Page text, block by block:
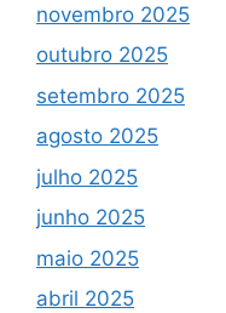
novembro 2025
outubro 2025
setembro 2025
agosto 2025
julho 2025
junho 2025
maio 2025
abril 2025